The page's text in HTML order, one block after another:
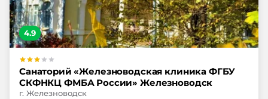
4.9
Санаторий «Железноводская клиника ФГБУ
СКФНКЦ ФМБА России» Железноводск
г. Железноводск